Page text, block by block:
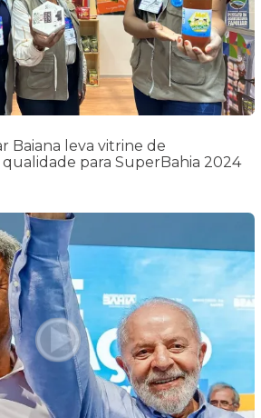
Baiana leva vitrine de
para SuperBahia 2024